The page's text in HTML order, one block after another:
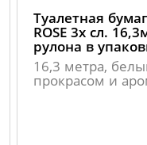
Туалетная
ROSE 3х сл.
рулона в
16,3 метра,
прокрасом и